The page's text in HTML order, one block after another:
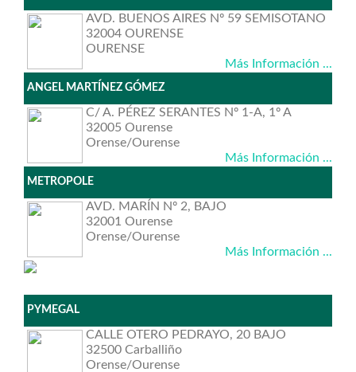
AVD. BUENOS AIRES Nº 59 SEMISOTANO
32004 OURENSE
OURENSE
Más Información ...
ANGEL MARTÍNEZ GÓMEZ
C/ A. PÉREZ SERANTES Nº 1-A, 1º A
32005 Ourense
Orense/Ourense
Más Información ...
METROPOLE
AVD. MARÍN Nº 2, BAJO
32001 Ourense
Orense/Ourense
Más Información ...
PYMEGAL
CALLE OTERO PEDRAYO, 20 BAJO
32500 Carballiño
Orense/Ourense